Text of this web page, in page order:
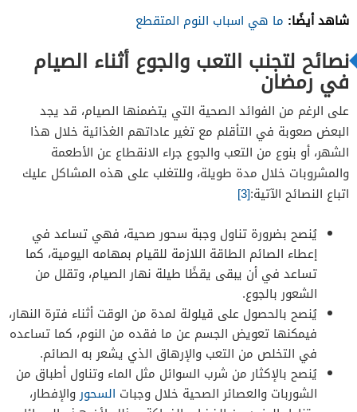
شاهد أيضًا: ما هي اسباب النوم المتقطع
نصائح لتجنب التعب والجوع أثناء الصيام
في رمضان
على الرغم من الفوائد الصحية التي يتضمنها الصيام، قد يجد
البعض صعوبة في التأقلم مع تغير عاداتهم الغذائية خلال هذا
الشهر، أو بنوع من التعب والجوع جراء الانقطاع عن الأطعمة
والمشروبات خلال مدة طويلة، وللتغلب على هذه المشاكل عليك
اتباع النصائح الآتية:[3]
يُنصح بضرورة تناول وجبة سحور صحية، فهي تساعد في
إعطاء الصائم الطاقة اللازمة للقيام بمهامه اليومية، كما
تساعد في أن يبقى يقظًا طيلة نهار الصيام، وتقلل من
الشعور بالجوع.
يُنصح بالحصول على قيلولة لمدة من الوقت أثناء فترة النهار،
فيمكنها تعويض الجسم عن ما فقده من النوم، كما تساعده
في التخلص من التعب والإرهاق الذي يشعر به الصائم.
يُنصح بالإكثار من شرب السوائل مثل الماء وتناول أطباق من
الشوربات والعصائر الصحية خلال وجبات السحوروالإفطار،